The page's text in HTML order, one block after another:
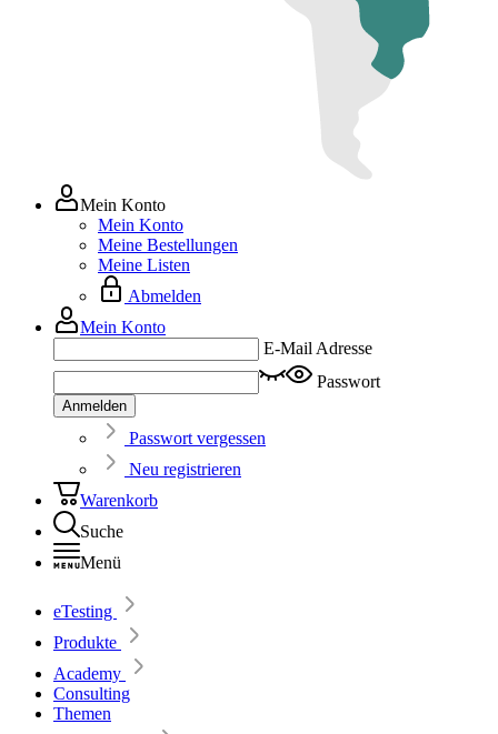
Mein Konto
Mein Konto
Meine Bestellungen
Meine Listen
Abmelden
Mein Konto
E-Mail Adresse
Passwort
Anmelden
Passwort vergessen
Neu registrieren
Warenkorb
Suche
Menü
eTesting
Produkte
Academy
Consulting
Themen